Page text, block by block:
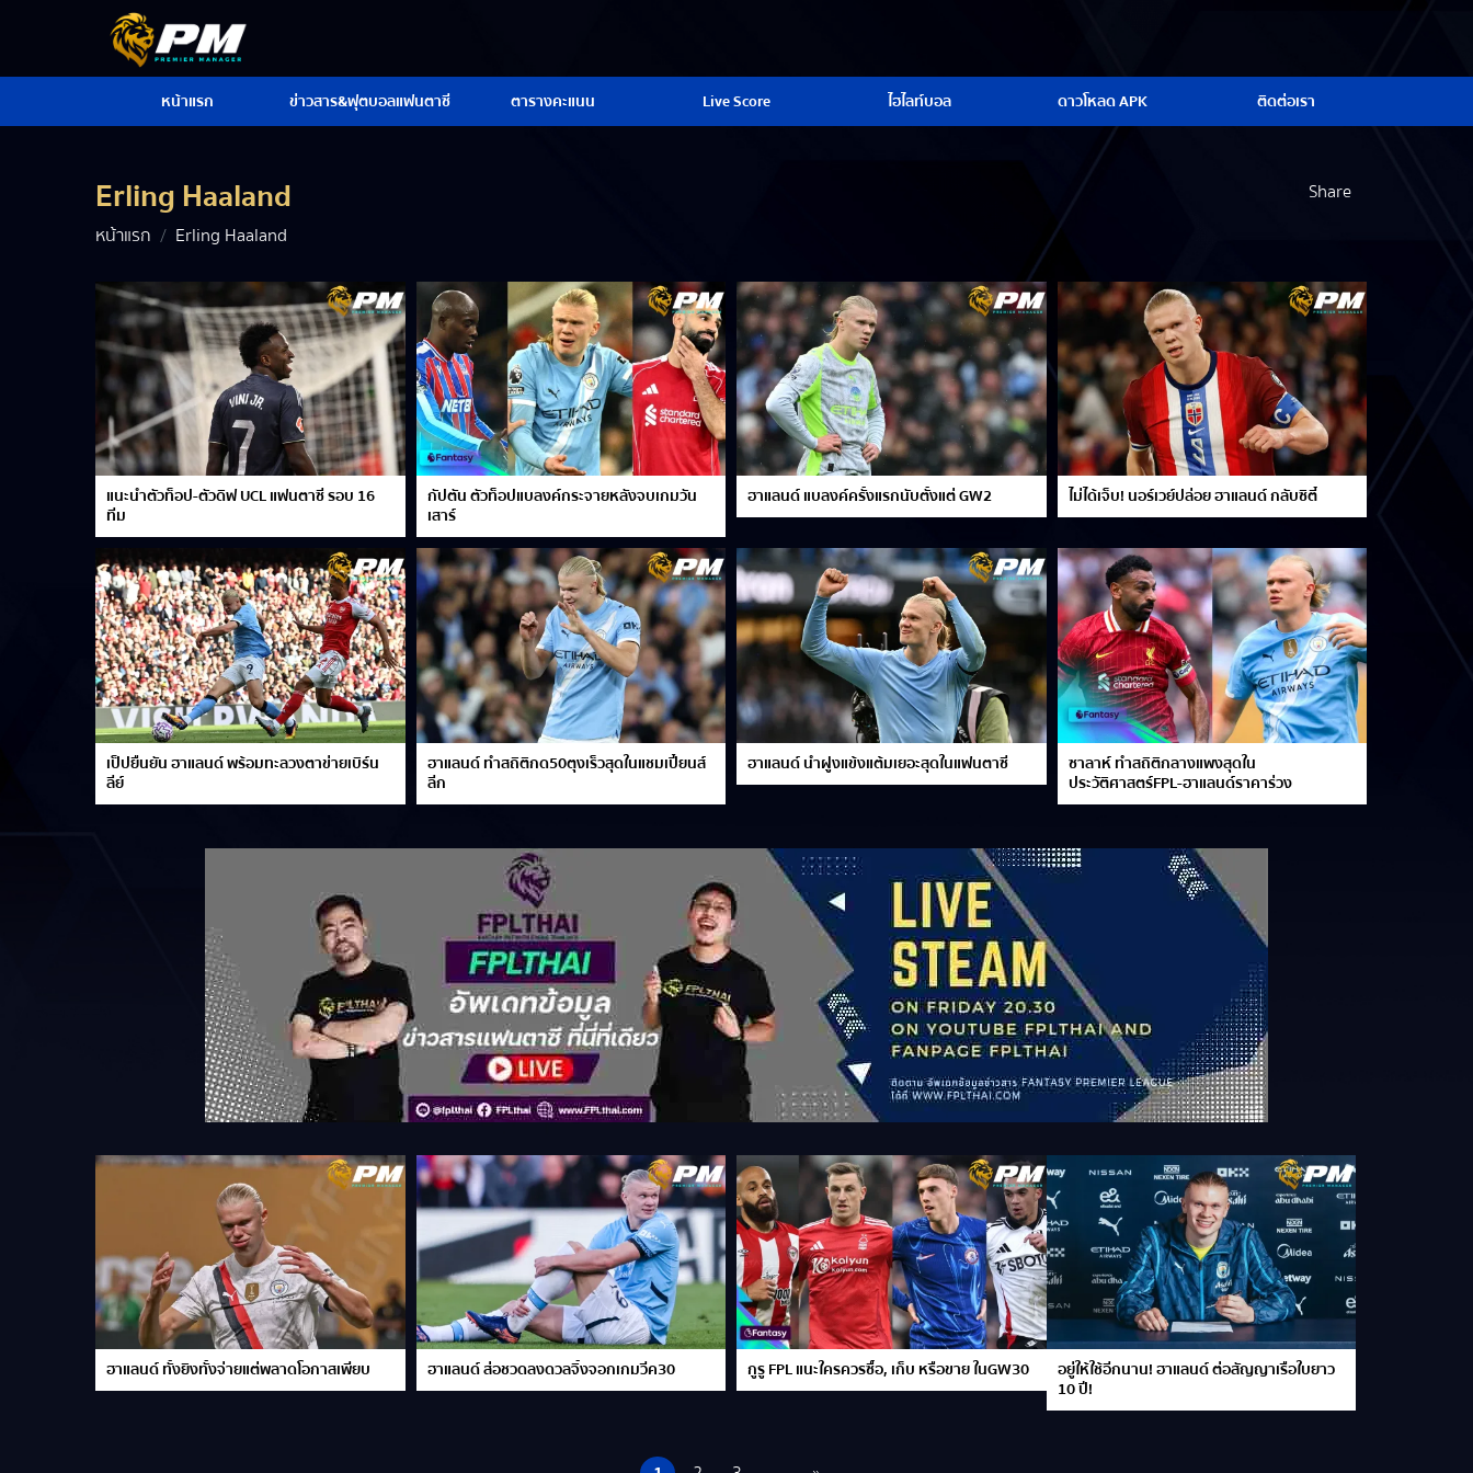
หน้าแรก ข่าวสาร&ฟุตบอลแฟนตาซี ตารางคะแนน Live Score ไฮไลท์บอล ดาวโหลด APK ติดต่อเรา
Erling Haaland
Share
หน้าแรก
Erling Haaland
แนะนำตัวท็อป-ตัวดิฟ UCL แฟนตาซี รอบ 16
ทีม
กัปตัน ตัวท็อปแบลงค์กระจายหลังจบเกมวัน
เสาร์
ฮาแลนด์ แบลงค์ครั้งแรกนับตั้งแต่ GW2 ไม่ได้เจ็บ! นอร์เวย์ปล่อย ฮาแลนด์ กลับซิตี้
เป็ปยืนยัน ฮาแลนด์ พร้อมทะลวงตาข่ายเบิร์น
ลีย์
ฮาแลนด์ ทำสถิติกด50ตุงเร็วสุดในแชมเปี้ยนส์
ลีก
ฮาแลนด์ นำฝูงแข้งแต้มเยอะสุดในแฟนตาซี
ซาลาห์ ทำสถิติกลางแพงสุดใน
ประวัติศาสตร์FPL-ฮาแลนด์ราคาร่วง
ฮาแลนด์ ทั้งยิงทั้งจ่ายแต่พลาดโอกาสเพียบ ฮาแลนด์ ส่อชวดลงดวลจิ้งจอกเกมวีค30 กูรู FPL แนะใครควรซื้อ, เก็บ หรือขาย ในGW30
อยู่ให้ใช้อีกนาน! ฮาแลนด์ ต่อสัญญาเรือใบยาว
10 ปี!